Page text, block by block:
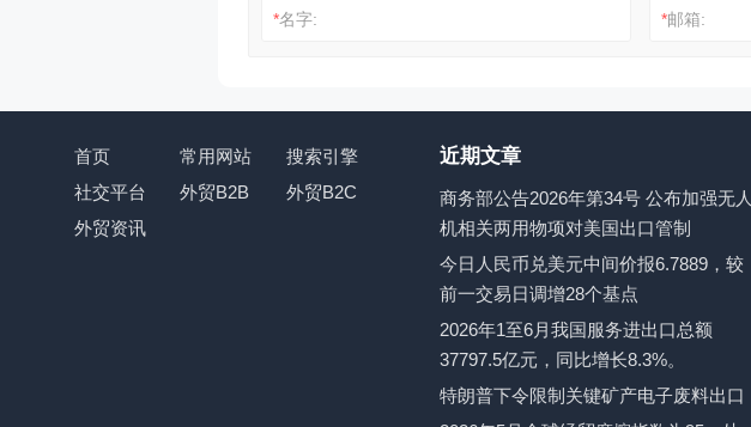
*名字: *邮箱:
首页 常用网站
搜索引擎
社交平台
外贸B2B
外贸B2C
外贸资讯
近期文章
商务部公告2026年第34号 公布加强无人
机相关两用物项对美国出口管制
今日人民币兑美元中间价报6.7889，较
前一交易日调增28个基点
2026年1至6月我国服务进出口总额
37797.5亿元，同比增长8.3%。
特朗普下令限制关键矿产电子废料出口